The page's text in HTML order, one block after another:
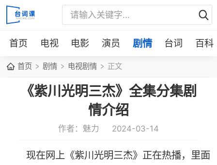
首页 电视 电影 演员 剧情 台词 百科
首页 剧情 电视剧情 正文
《紫川光明三杰》全集分集剧
情介绍
作者：魅力 2024-03-14
现在网上《紫川光明三杰》正在热播，里面